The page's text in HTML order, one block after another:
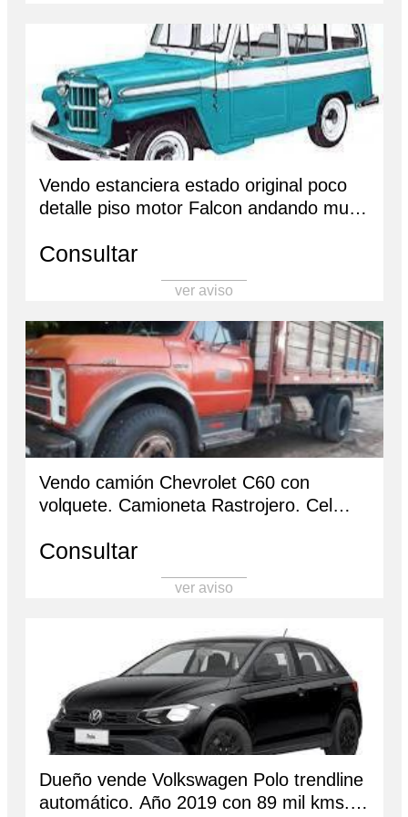
Vendo estanciera estado original poco
detalle piso motor Falcon andando muy
cubiertas muy buenas 6000 dolares.
Consultar
ver aviso
Vendo camión Chevrolet C60 con
volquete. Camioneta Rastrojero. Cel
Consultar
ver aviso
Dueño vende Volkswagen Polo trendline
automático. Año 2019 con 89 mil kms.